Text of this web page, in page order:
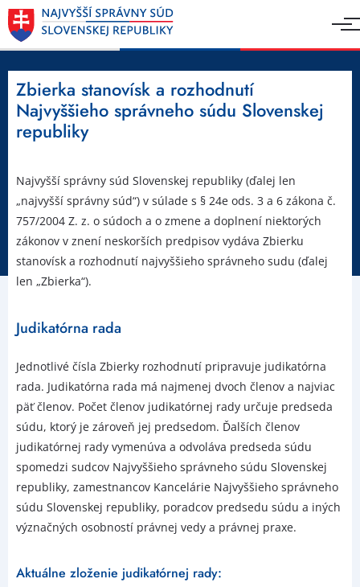
Zbierka stanovísk a rozhodnutí
Najvyššieho správneho súdu Slovenskej
republiky
Najvyšší správny súd Slovenskej republiky (ďalej len
„najvyšší správny súd“) v súlade s § 24e ods. 3 a 6 zákona č.
757/2004 Z. z. o súdoch a o zmene a doplnení niektorých
zákonov v znení neskorších predpisov vydáva Zbierku
stanovísk a rozhodnutí najvyššieho správneho sudu (ďalej
len „Zbierka“).
Judikatórna rada
Jednotlivé čísla Zbierky rozhodnutí pripravuje judikatórna
rada. Judikatórna rada má najmenej dvoch členov a najviac
päť členov. Počet členov judikatórnej rady určuje predseda
súdu, ktorý je zároveň jej predsedom. Ďalších členov
judikatórnej rady vymenúva a odvoláva predseda súdu
spomedzi sudcov Najvyššieho správneho súdu Slovenskej
republiky, zamestnancov Kancelárie Najvyššieho správneho
súdu Slovenskej republiky, poradcov predsedu súdu a iných
význačných osobností právnej vedy a právnej praxe.
Aktuálne zloženie judikatórnej rady: